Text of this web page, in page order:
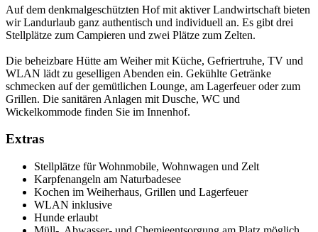
Auf dem denkmalgeschützten Hof mit aktiver Landwirtschaft bieten
wir Landurlaub ganz authentisch und individuell an. Es gibt drei
Stellplätze zum Campieren und zwei Plätze zum Zelten.
Die beheizbare Hütte am Weiher mit Küche, Gefriertruhe, TV und
WLAN lädt zu geselligen Abenden ein. Gekühlte Getränke
schmecken auf der gemütlichen Lounge, am Lagerfeuer oder zum
Grillen. Die sanitären Anlagen mit Dusche, WC und
Wickelkommode finden Sie im Innenhof.
Extras
Stellplätze für Wohnmobile, Wohnwagen und Zelt
Karpfenangeln am Naturbadesee
Kochen im Weiherhaus, Grillen und Lagerfeuer
WLAN inklusive
Hunde erlaubt